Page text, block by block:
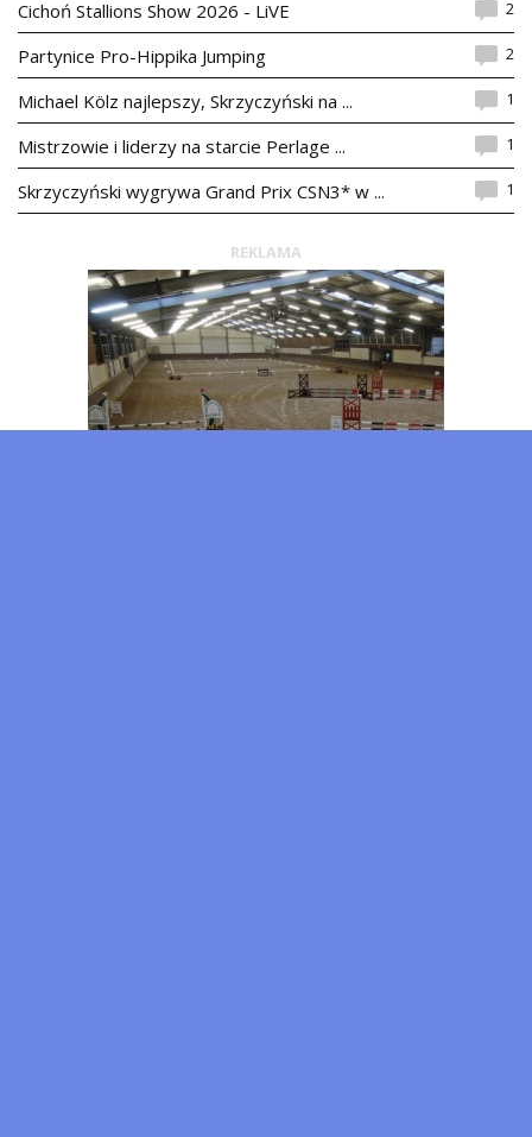
Cichoń Stallions Show 2026 - LiVE 2
Partynice Pro-Hippika Jumping 2
Michael Kölz najlepszy, Skrzyczyński na ... 1
Mistrzowie i liderzy na starcie Perlage ... 1
Skrzyczyński wygrywa Grand Prix CSN3* w ... 1
REKLAMA